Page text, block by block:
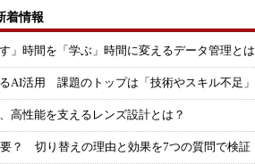
着情報
時間を「学ぶ」時間に変えるデータ管理とは
AI活用 課題のトップは「技術やスキル不足」
高性能を支えるレンズ設計とは？
？ 切り替えの理由と効果を7つの質問で検証